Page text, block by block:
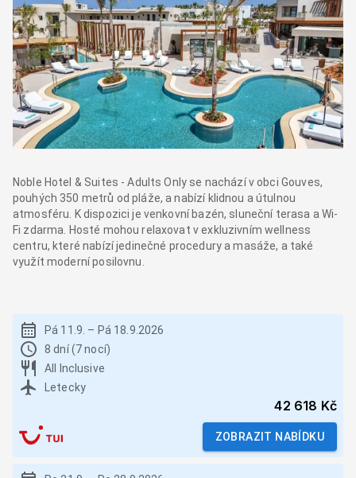
Noble Hotel & Suites - Adults Only se nachází v obci Gouves,
pouhých 350 metrů od pláže, a nabízí klidnou a útulnou
atmosféru. K dispozici je venkovní bazén, sluneční terasa a Wi-
Fi zdarma. Hosté mohou relaxovat v exkluzivním wellness
centru, které nabízí jedinečné procedury a masáže, a také
využít moderní posilovnu.
Pá 11.9. – Pá 18.9.2026
8 dní (7 nocí)
All Inclusive
Letecky
42 618 Kč
ZOBRAZIT NABÍDKU